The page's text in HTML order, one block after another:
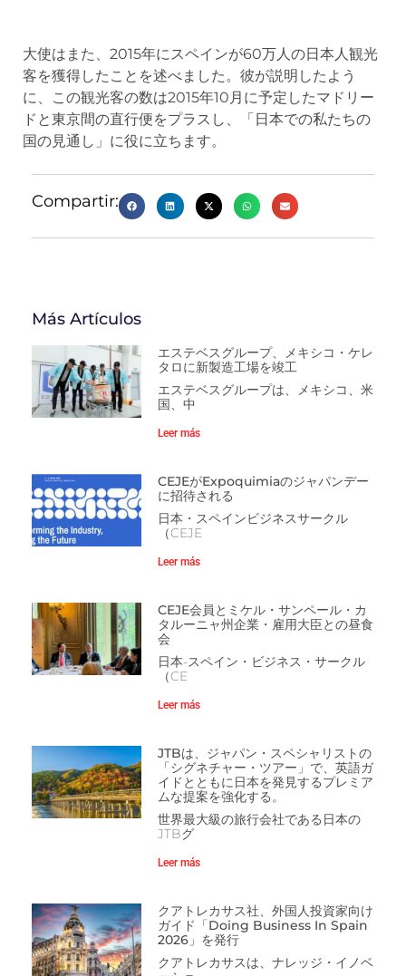
大使はまた、2015年にスペインが60万人の日本人観光
客を獲得したことを述べました。彼が説明したよう
に、この観光客の数は2015年10月に予定したマドリー
ドと東京間の直行便をプラスし、「日本での私たちの
国の見通し」に役に立ちます。
Compartir:
Más Artículos
エステベスグループ、メキシコ・ケレ
タロに新製造工場を竣工
エステベスグループは、メキシコ、米
国、中
Leer más
CEJEがExpoquimiaのジャパンデー
に招待される
日本・スペインビジネスサークル
（CEJE
Leer más
CEJE会員とミケル・サンペール・カ
タルーニャ州企業・雇用大臣との昼食
会
日本-スペイン・ビジネス・サークル
（CE
Leer más
JTBは、ジャパン・スペシャリストの
「シグネチャー・ツアー」で、英語ガ
イドとともに日本を発見するプレミア
ムな提案を強化する。
世界最大級の旅行会社である日本の
JTBグ
Leer más
クアトレカサス社、外国人投資家向け
ガイド「Doing Business In Spain
2026」を発行
クアトレカサスは、ナレッジ・イノベ